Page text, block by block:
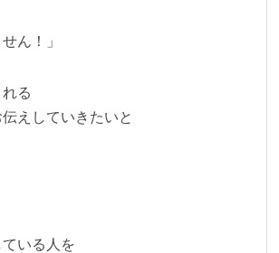
ん！」
る
えしていきたいと
いる人を